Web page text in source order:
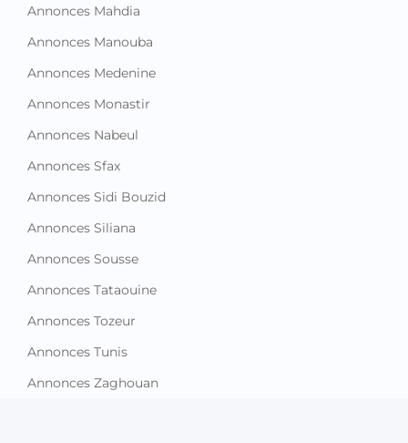
Annonces Mahdia
Annonces Manouba
Annonces Medenine
Annonces Monastir
Annonces Nabeul
Annonces Sfax
Annonces Sidi Bouzid
Annonces Siliana
Annonces Sousse
Annonces Tataouine
Annonces Tozeur
Annonces Tunis
Annonces Zaghouan